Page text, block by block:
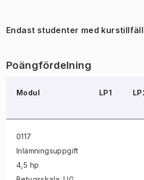
Endast studenter med
Poängfördelning
Modul LP1
0117
Inlämningsuppgift
4,5 hp